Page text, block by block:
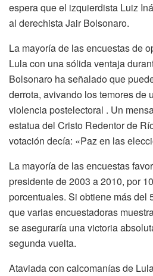
espera que el izquierdista Luiz
al derechista Jair Bolsonaro.
La mayoría de las encuestas de
Lula con una sólida ventaja
Bolsonaro ha señalado que
derrota, avivando los temores de
violencia postelectoral . Un
estatua del Cristo Redentor de
votación decía: «Paz en las
La mayoría de las encuestas
presidente de 2003 a 2010, por
porcentuales. Si obtiene más del
que varias encuestadoras
se aseguraría una victoria
segunda vuelta.
Ataviada con calcomanías de